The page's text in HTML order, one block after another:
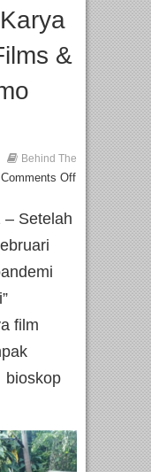
&
Behind The
Comments Off
– Setelah
film
bioskop